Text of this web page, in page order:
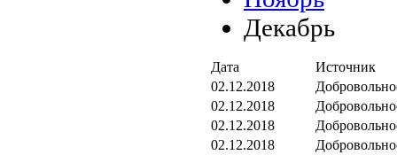
Декабрь
Дата
Источник
02.12.2018
02.12.2018
02.12.2018
02.12.2018